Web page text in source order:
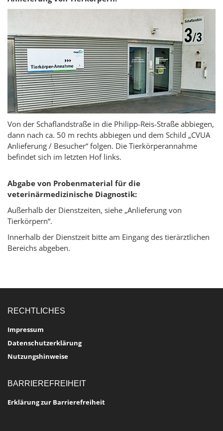
Von der Schaflandstraße in die Philipp-Reis-Straße abbiegen,
dann nach ca. 50 m rechts abbiegen und dem Schild „CVUA
Anlieferung / Besucher“ folgen. Die Tierkörperannahme
befindet sich im letzten Hof links.
Abgabe von Probenmaterial für die
veterinärmedizinische Diagnostik:
Außerhalb der Dienstzeiten, siehe „Anlieferung von
Tierkörpern“.
Innerhalb der Dienstzeit bitte am Eingang des tierärztlichen
Bereichs abgeben.
RECHTLICHES
Impressum
Datenschutzerklärung
Nutzungshinweise
BARRIEREFREIHEIT
Erklärung zur Barrierefreiheit